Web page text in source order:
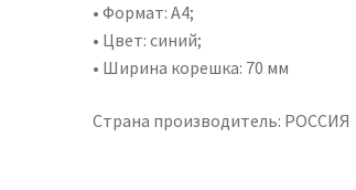
• Формат: А4;
• Цвет: синий;
• Ширина корешка: 70 мм
Страна производитель: РОССИЯ